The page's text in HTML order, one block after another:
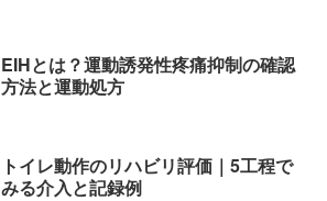
EIHとは？運動誘発性疼痛抑制の確認
方法と運動処方
トイレ動作のリハビリ評価｜5工程で
みる介入と記録例